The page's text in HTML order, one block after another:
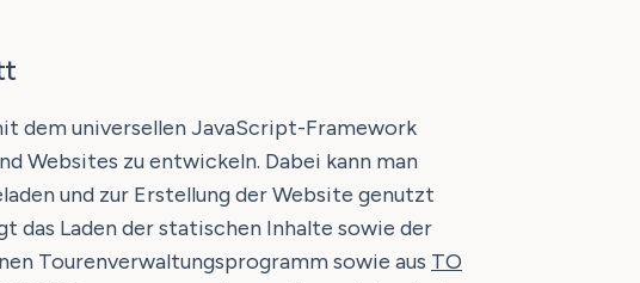
dem universellen JavaScript-Framework
Websites zu entwickeln. Dabei kann man
und zur Erstellung der Website genutzt
das Laden der statischen Inhalte sowie der
Tourenverwaltungsprogramm sowie aus TO